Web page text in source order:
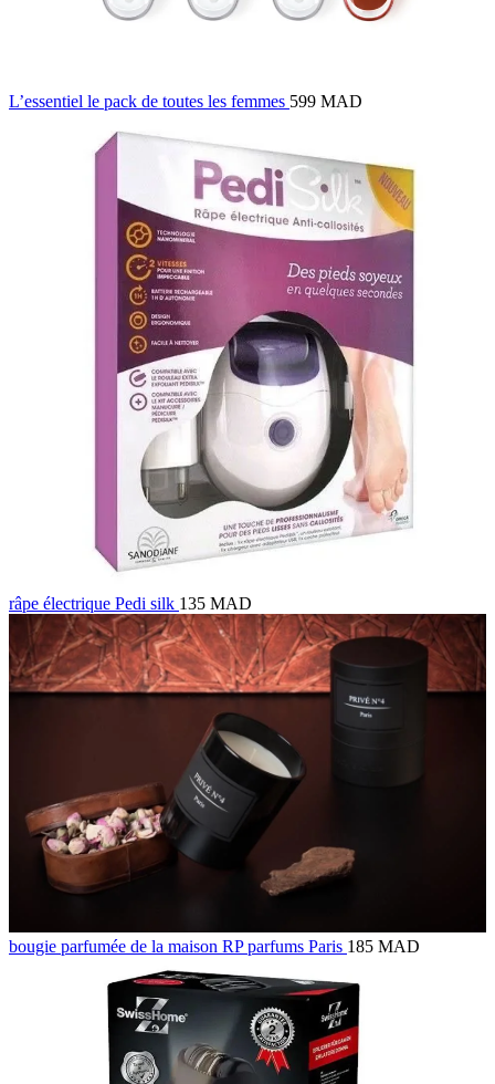
L’essentiel le pack de toutes les femmes 599 MAD
râpe électrique Pedi silk 135 MAD
bougie parfumée de la maison RP parfums Paris 185 MAD